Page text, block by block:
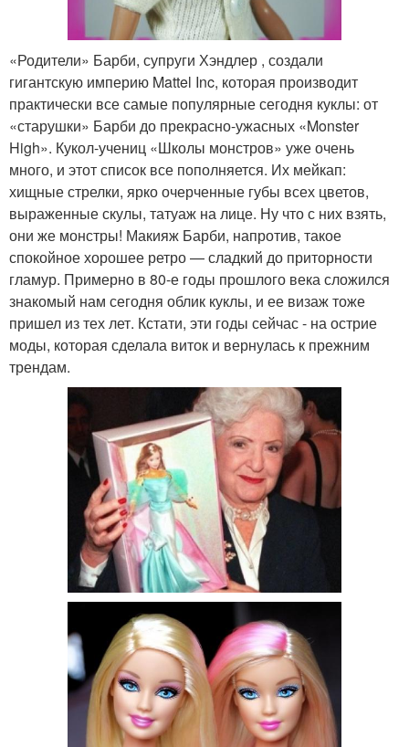
«Родители» Барби, супруги Хэндлер , создали
гигантскую империю Mattel Inc, которая производит
практически все самые популярные сегодня куклы: от
«старушки» Барби до прекрасно-ужасных «Monster
High». Кукол-учениц «Школы монстров» уже очень
много, и этот список все пополняется. Их мейкап:
хищные стрелки, ярко очерченные губы всех цветов,
выраженные скулы, татуаж на лице. Ну что с них взять,
они же монстры! Макияж Барби, напротив, такое
спокойное хорошее ретро — сладкий до приторности
гламур. Примерно в 80-е годы прошлого века сложился
знакомый нам сегодня облик куклы, и ее визаж тоже
пришел из тех лет. Кстати, эти годы сейчас - на острие
моды, которая сделала виток и вернулась к прежним
трендам.